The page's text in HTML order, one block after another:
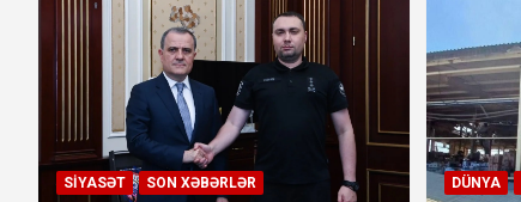
SIYASƏT SON XƏBƏRLƏR DÜNYA